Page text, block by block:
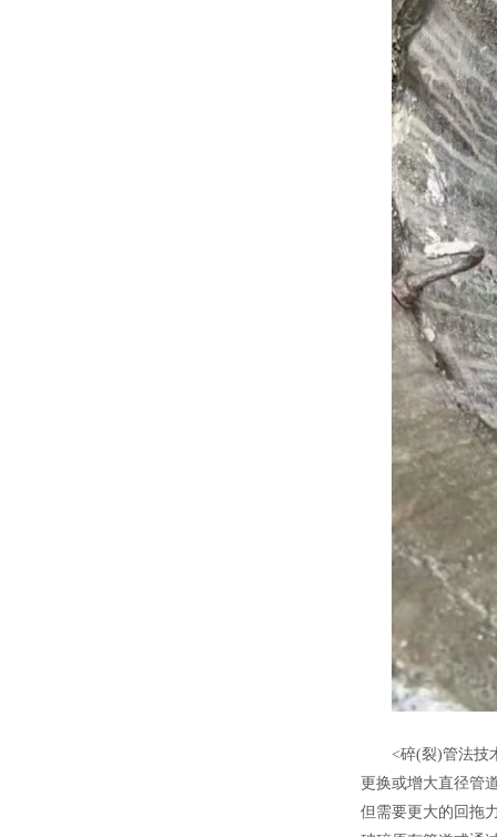
<碎(裂)管法技
更换或增大直径管
但需要更大的回拖